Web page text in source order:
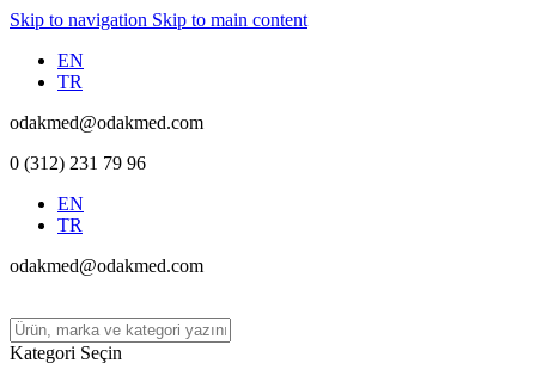
Skip to navigation Skip to main content
EN
TR
odakmed@odakmed.com
0 (312) 231 79 96
EN
TR
odakmed@odakmed.com
Kategori Seçin